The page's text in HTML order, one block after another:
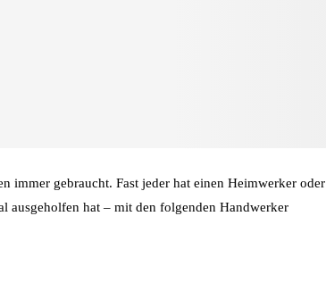
immer gebraucht. Fast jeder hat einen Heimwerker oder
ausgeholfen hat – mit den folgenden Handwerker